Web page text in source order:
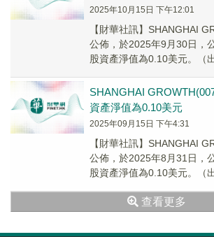
2025年10月15日 下午12:01
【財華社訊】SHANGHAI
公佈，於2025年9月30日，
股資產淨值為0.10美元。（
SHANGHAI
資產淨值為0.10美元
2025年09月15日 下午4:31
【財華社訊】SHANGHAI
公佈，於2025年8月31日，
股資產淨值為0.10美元。（
查看更多